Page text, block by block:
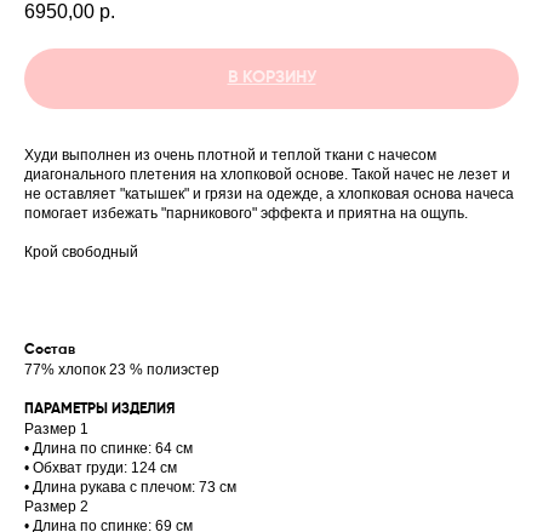
6950,00 р.
В КОРЗИНУ
Худи выполнен из очень плотной и теплой ткани с начесом
диагонального плетения на хлопковой основе. Такой начес не лезет и
не оставляет "катышек" и грязи на одежде, а хлопковая основа начеса
помогает избежать "парникового" эффекта и приятна на ощупь.
Крой свободный
Состав
77% хлопок 23 % полиэстер
ПАРАМЕТРЫ ИЗДЕЛИЯ
Размер 1
• Длина по спинке: 64 см
• Обхват груди: 124 см
• Длина рукава с плечом: 73 см
Размер 2
• Длина по спинке: 69 см